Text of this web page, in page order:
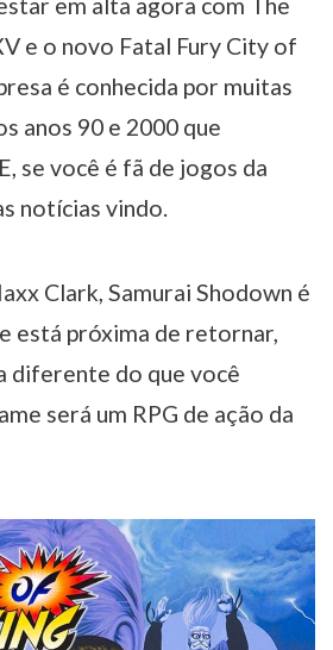
e o novo Fatal Fury City of
é conhecida por muitas
anos 90 e 2000 que
se você é fã de jogos da
notícias vindo.
Clark, Samurai Shodown é
está próxima de retornar,
diferente do que você
será um RPG de ação da